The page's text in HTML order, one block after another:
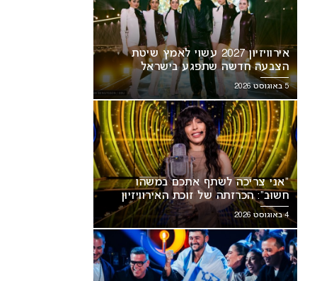
אירוויזיון 2027 עשוי לאמץ שיטת
הצבעה חדשה שתפגע בישראל
5 באוגוסט 2026
“אני צריכה לשתף אתכם במשהו
חשוב”: הכרזתה של זוכת האירוויזיון
מסעירה את הרשת
4 באוגוסט 2026